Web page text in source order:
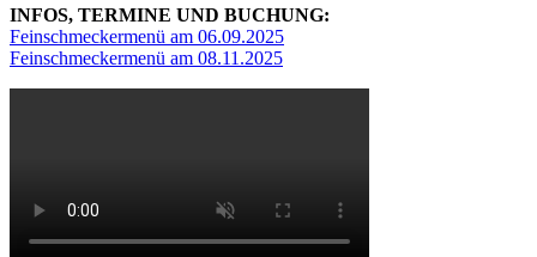
INFOS, TERMINE UND BUCHUNG:
Feinschmeckermenü am 06.09.2025
Feinschmeckermenü am 08.11.2025